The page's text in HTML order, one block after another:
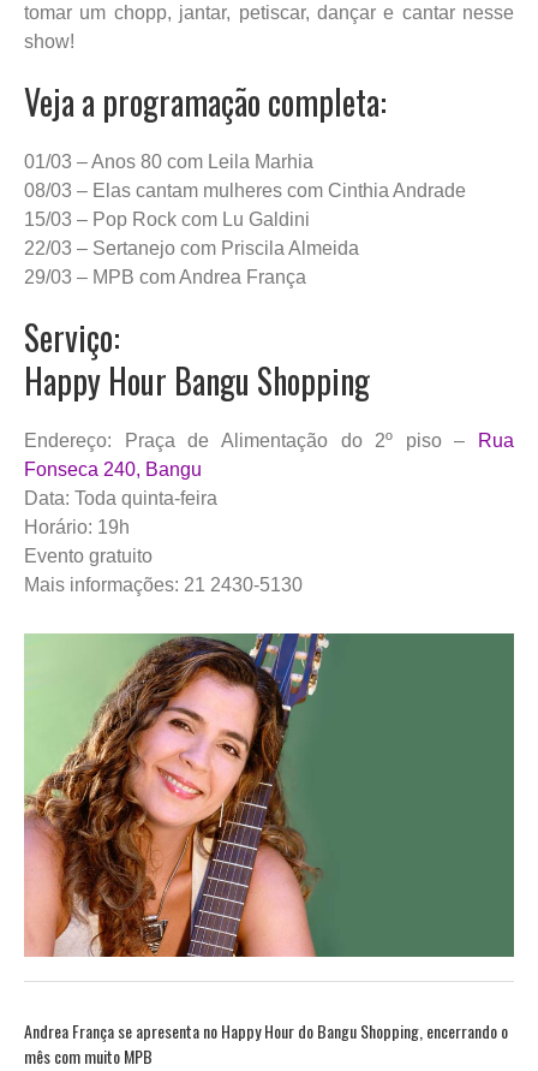
tomar um chopp, jantar, petiscar, dançar e cantar nesse
show!
Veja a programação completa:
01/03 – Anos 80 com Leila Marhia
08/03 – Elas cantam mulheres com Cinthia Andrade
15/03 – Pop Rock com Lu Galdini
22/03 – Sertanejo com Priscila Almeida
29/03 – MPB com Andrea França
Serviço:
Happy Hour Bangu Shopping
Endereço: Praça de Alimentação do 2º piso –
Rua
Fonseca 240, Bangu
Data: Toda quinta-feira
Horário: 19h
Evento gratuito
Mais informações: 21 2430-5130
Andrea França se apresenta no Happy Hour do Bangu Shopping, encerrando o
mês com muito MPB